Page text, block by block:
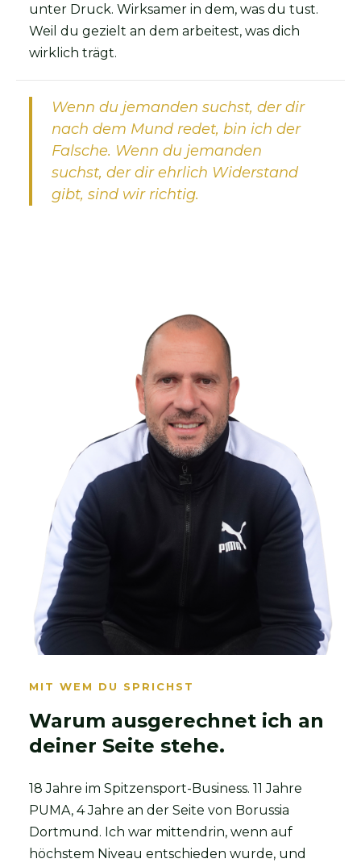
unter Druck. Wirksamer in dem, was du tust.
Weil du gezielt an dem arbeitest, was dich
wirklich trägt.
Wenn du jemanden suchst, der dir
nach dem Mund redet, bin ich der
Falsche. Wenn du jemanden
suchst, der dir ehrlich Widerstand
gibt, sind wir richtig.
MIT WEM DU SPRICHST
Warum ausgerechnet ich an
deiner Seite stehe.
18 Jahre im Spitzensport-Business. 11 Jahre
PUMA, 4 Jahre an der Seite von Borussia
Dortmund. Ich war mittendrin, wenn auf
höchstem Niveau entschieden wurde, und